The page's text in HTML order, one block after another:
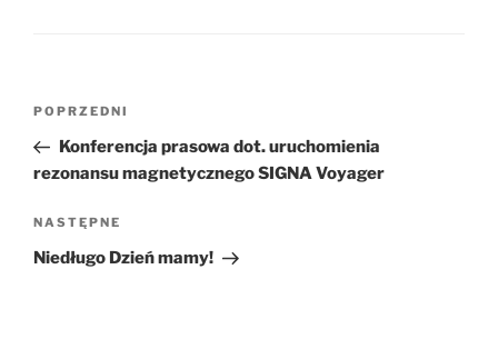
wpisu
Poprzedni
wpis
POPRZEDNI
Konferencja prasowa dot. uruchomienia
rezonansu magnetycznego SIGNA Voyager
Następny
wpis
NASTĘPNE
Niedługo Dzień mamy!